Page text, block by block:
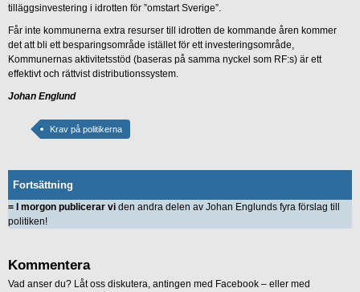
tilläggsinvestering i idrotten för ”omstart Sverige”.
Får inte kommunerna extra resurser till idrotten de kommande åren kommer
det att bli ett besparingsområde istället för ett investeringsområde,
Kommunernas aktivitetsstöd (baseras på samma nyckel som RF:s) är ett
effektivt och rättvist distributionssystem.
Johan Englund
Krav på politikerna
Fortsättning
= I morgon publicerar vi den andra delen av Johan Englunds fyra förslag till
politiken!
Kommentera
Vad anser du? Låt oss diskutera, antingen med Facebook – eller med